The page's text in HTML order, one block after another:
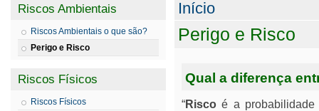
Riscos Ambientais
Riscos Ambientais o que são?
Perigo e Risco
Riscos Físicos
Riscos Físicos
Você está
Início
Perigo e Risco
Qual a diferença
“Riscoé a probabilidade